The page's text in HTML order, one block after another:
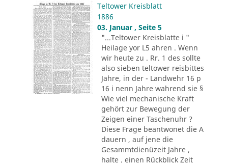
Teltower Kreisblatt
1886
03. Januar , Seite 5
"...Teltower Kreisblatte i "
Heilage yor L5 ahren . Wenn
wir heute zu . Rr. 1 des sollte
also sieben teltower reisbittes
Jahre, in der - Landwehr 16 p
16 i nenn Jahre wahrend sie §
Wie viel mechanische Kraft
gehört zur Bewegung der
Zeigen einer Taschenuhr ?
Diese Frage beantwonet die A
dauern , auf jene die
Gesammtdienüzeit Jahre ,
halte . einen Rückblick Zeit